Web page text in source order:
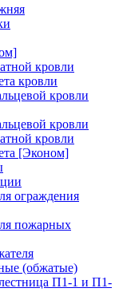
кровли
кровли
кровли
кровли
кровли
[Эконом]
ограждения
пожарных
(обжатые)
П1-1 и П1-